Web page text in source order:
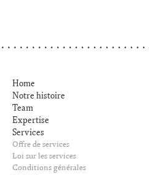
Home
Notre histoire
Team
Expertise
Services
Offre de services
Loi sur les services
Conditions générales